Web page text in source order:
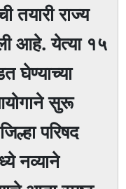
तयारी राज्य
आहे. येत्या १५
घेण्याच्या
सुरू
परिषद
नव्याने